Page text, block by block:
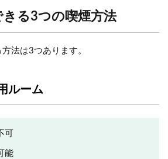
る3つの喫煙方法
法は3つあります。
ルーム
能